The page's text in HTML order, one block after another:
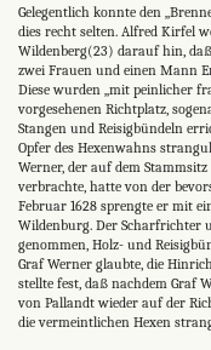
Gelegentlich konnte den
dies recht selten. Alfred Kirfel
Wildenberg(23) darauf hin,
zwei Frauen und einen Mann
Diese wurden „mit peinlicher
vorgesehenen Richtplatz,
Stangen und Reisigbündeln
Opfer des Hexenwahns
Werner, der auf dem
verbrachte, hatte von der
Februar 1628 sprengte er mit
Wildenburg. Der Scharfrichter
genommen, Holz- und
Graf Werner glaubte, die
stellte fest, daß nachdem Graf
von Pallandt wieder auf der
die vermeintlichen Hexen